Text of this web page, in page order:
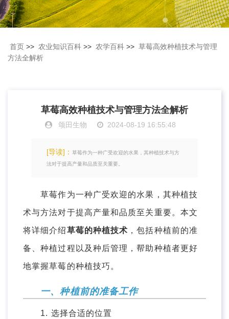
首页 >> 农业知识百科 >> 农学百科 >> 草莓高效种植技术与管理
方法全解析
草莓高效种植技术与管理方法全解析
颂田生物 2024-08-19 16:55:48
[导读]： 草莓作为一种广受欢迎的水果，其种植技术与方
法对于提高产量和品质至关重要。
草莓作为一种广受欢迎的水果，其种植技
术与方法对于提高产量和品质至关重要。本文
将详细介绍草莓的种植技术 ，包括种植前的准
备、种植过程以及种后管理，帮助种植者更好
地掌握草莓的种植技巧。
一、种植前的准备工作
1. 选择合适的位置